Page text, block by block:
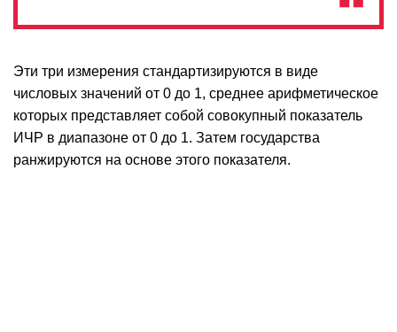
Эти три измерения стандартизируются в виде
числовых значений от 0 до 1, среднее арифметическое
которых представляет собой совокупный показатель
ИЧР в диапазоне от 0 до 1. Затем государства
ранжируются на основе этого показателя.